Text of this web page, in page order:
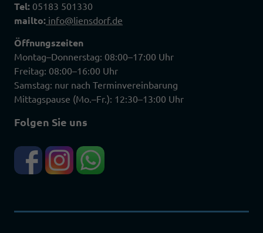
Tel: 05183 501330
mailto: info@liensdorf.de
Öffnungszeiten
Montag–Donnerstag: 08:00–17:00 Uhr
Freitag: 08:00–16:00 Uhr
Samstag: nur nach Terminvereinbarung
Mittagspause (Mo.–Fr.): 12:30–13:00 Uhr
Folgen Sie uns